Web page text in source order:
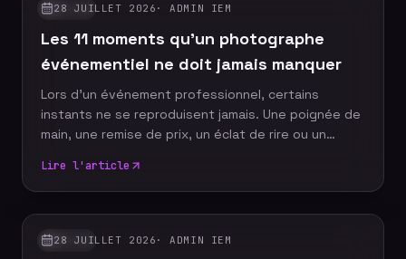
GUIDES
28 JUILLET 2026 ·ADMIN IEM
Les 11 moments qu'un photographe
événementiel ne doit jamais manquer
Lors d'un événement professionnel, certains
instants ne se reproduisent jamais. Une poignée de
main, une remise de prix, un éclat de rire ou un
emblématiques de votre communication. Un
photographe événementiel expérimenté sait
anticiper ces moments décisifs afin de raconter
votre événement à travers un reportage photo
Lire l'article
GUIDES
28 JUILLET 2026 ·ADMIN IEM